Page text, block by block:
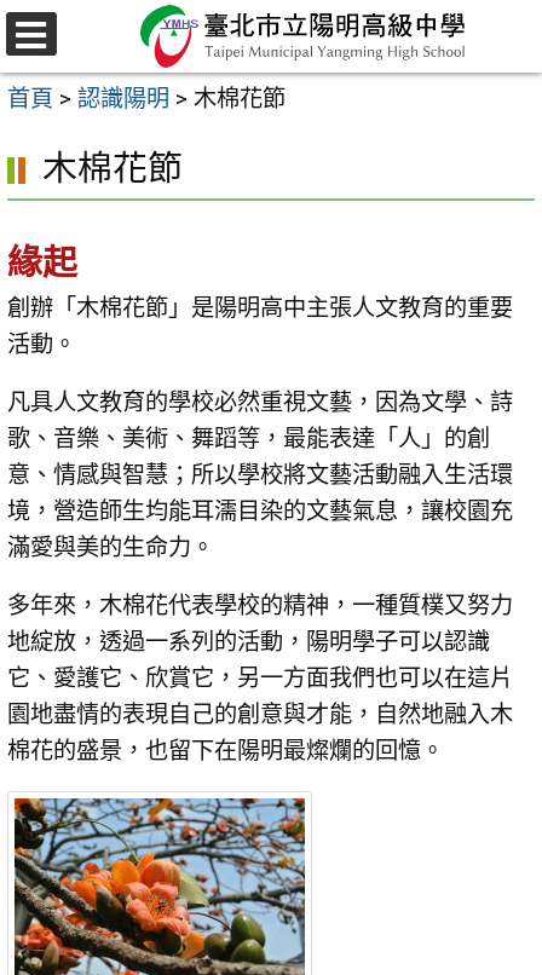
跳
至
主
內
容
選
單
首頁 > 認識陽明 > 木棉花節
木棉花節
緣起
創辦「木棉花節」是陽明高中主張人文教育的重要
活動。
凡具人文教育的學校必然重視文藝，因為文學、詩
歌、音樂、美術、舞蹈等，最能表達「人」的創
意、情感與智慧；所以學校將文藝活動融入生活環
境，營造師生均能耳濡目染的文藝氣息，讓校園充
滿愛與美的生命力。
多年來，木棉花代表學校的精神，一種質樸又努力
地綻放，透過一系列的活動，陽明學子可以認識
它、愛護它、欣賞它，另一方面我們也可以在這片
園地盡情的表現自己的創意與才能，自然地融入木
棉花的盛景，也留下在陽明最燦爛的回憶。